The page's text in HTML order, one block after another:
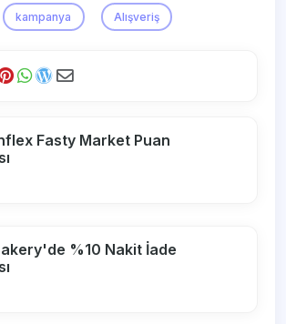
kampanya Alışveriş
Fasty Market Puan
%10 Nakit İade